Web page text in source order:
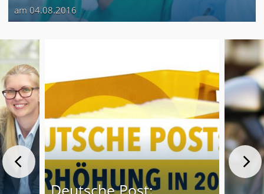
am 04.08.2016